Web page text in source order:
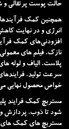
حالت پوست پرتقالی و
همچنین کمک
انرژی و در نهایت
نازک، فیلم های
سرعت تولید،
خواص محصول نهایی
مستربچ کمک فرایند
شود تا ذوب، پردازش و
مستربچ های کمک های